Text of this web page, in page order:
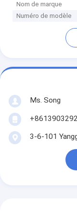
Nom de marque
Numéro de modèle
Ms. Song
3-6-101